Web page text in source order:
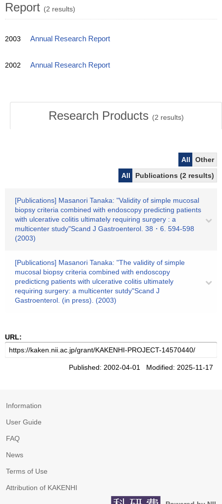
Report (2 results)
2003 Annual Research Report
2002 Annual Research Report
Research Products (2 results)
All
Other
All
Publications (2 results)
[Publications] Masanori Tanaka: "Validity of simple mucosal
biopsy criteria combined with endoscopy predicting patients
with ulcerative colitis ultimately requiring surgery : a
multicenter study"Scand J Gastroenterol. 38・6. 594-598
(2003)
[Publications] Masanori Tanaka: "The validity of simple
mucosal biopsy criteria combined with endoscopy
predicticng patients with ulcerative colitis ultimately
requiring surgery: a multicenter sutdy"Scand J
Gastroenterol. (in press). (2003)
URL:
Published: 2002-04-01 Modified: 2025-11-17
Information
User Guide
FAQ
News
Terms of Use
Attribution of KAKENHI